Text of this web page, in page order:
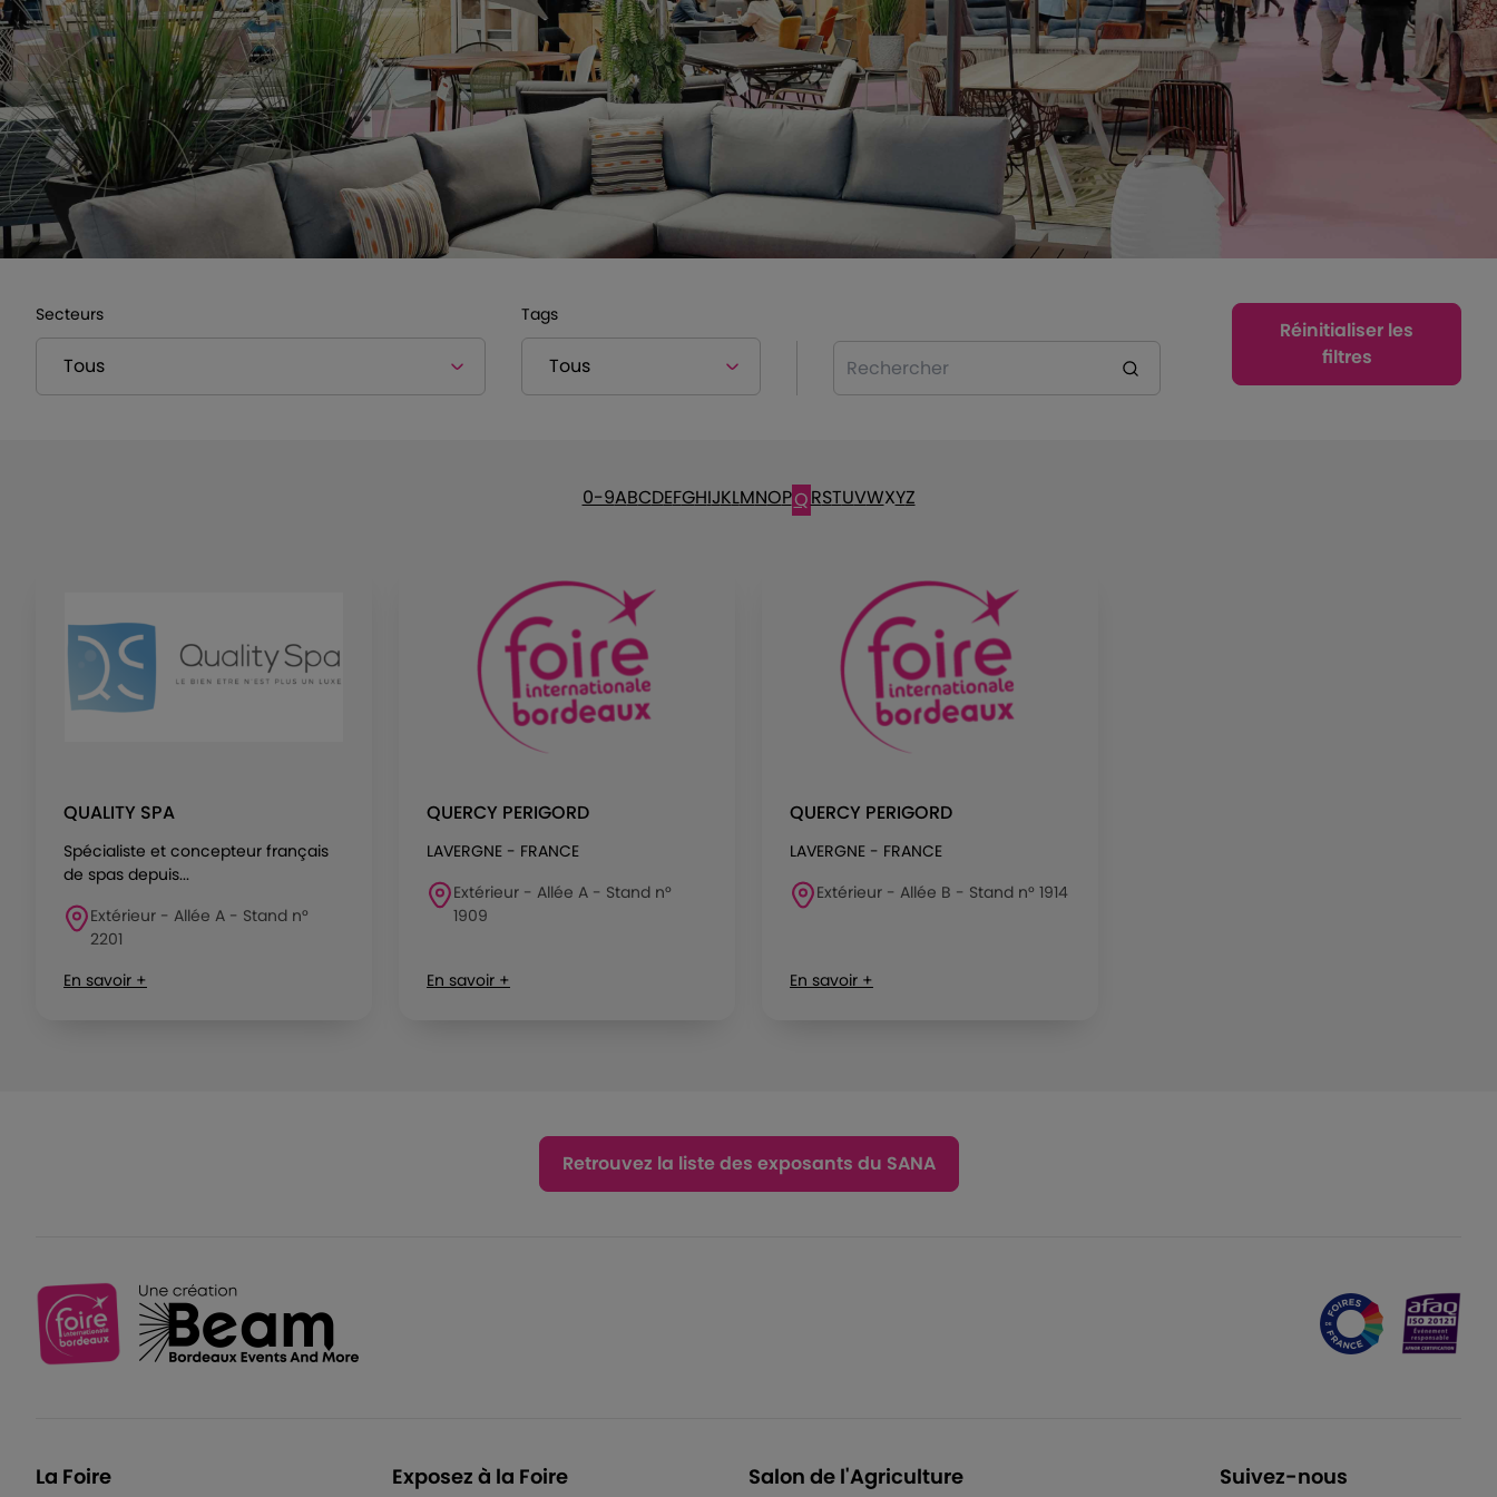
Secteurs Tags
Rechercher
Réinitialiser les
filtres
0-9ABCDEFGHIJKLMNOPQRSTUVWXYZ
QUALITY SPA
Spécialiste et concepteur français
de spas depuis...
Extérieur - Allée A - Stand n°
2201
En savoir +
QUERCY PERIGORD
LAVERGNE - FRANCE
Extérieur - Allée A - Stand n°
1909
En savoir +
QUERCY PERIGORD
LAVERGNE - FRANCE
Extérieur - Allée B - Stand n° 1914
En savoir +
Retrouvez la liste des exposants du SANA
La Foire Exposez à la Foire Salon de l'Agriculture Suivez-nous